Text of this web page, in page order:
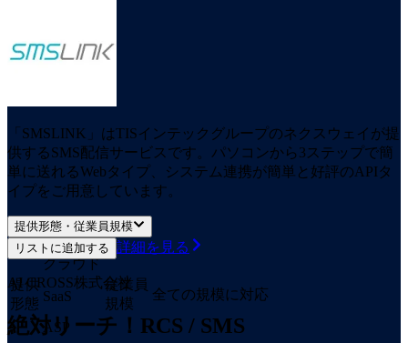
「SMSLINK」はTISインテックグループのネクスウェイが提
供するSMS配信サービスです。パソコンから3ステップで簡
単に送れるWebタイプ、システム連携が簡単と好評のAPIタ
イプをご用意しています。
提供形態・従業員規模
提供
形態
クラウド
SaaS
ASP
従業員
規模
全ての規模に対応
リストに追加する 詳細を見る
AI CROSS株式会社
絶対リーチ！RCS / SMS